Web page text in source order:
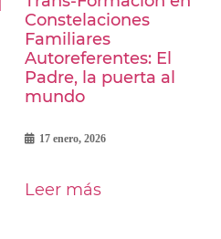
Constelaciones
Familiares
Autoreferentes: El
Padre, la puerta al
mundo
17 enero, 2026
Leer más